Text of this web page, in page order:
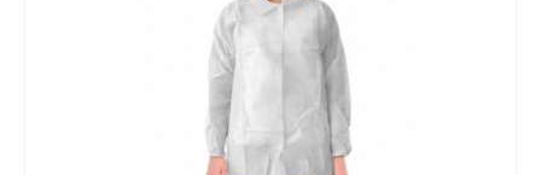
Las
opciones
pueden
elegir
la